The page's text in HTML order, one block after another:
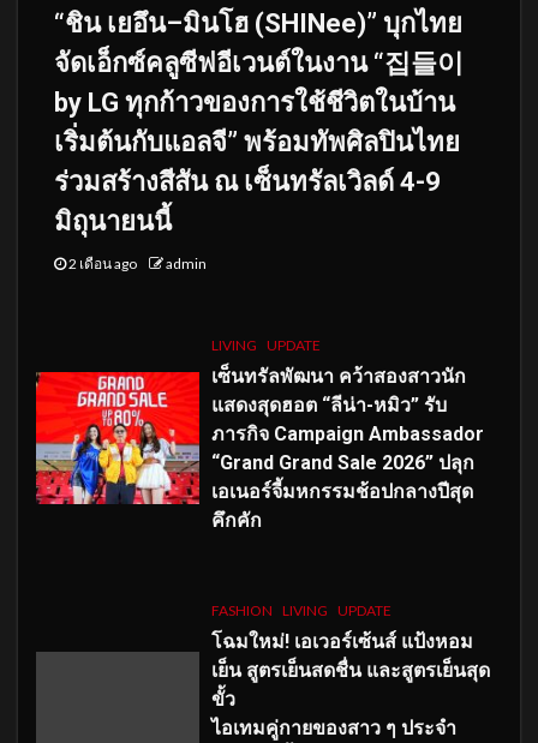
“ชิน เยอึน–มินโฮ (SHINee)” บุกไทย
จัดเอ็กซ์คลูซีฟอีเวนต์ในงาน “집들이
by LG ทุกก้าวของการใช้ชีวิตในบ้าน
เริ่มต้นกับแอลจี” พร้อมทัพศิลปินไทย
ร่วมสร้างสีสัน ณ เซ็นทรัลเวิลด์ 4-9
มิถุนายนนี้
2 เดือน ago admin
LIVING UPDATE
เซ็นทรัลพัฒนา คว้าสองสาวนัก
แสดงสุดฮอต “ลีน่า-หมิว” รับ
ภารกิจ Campaign Ambassador
“Grand Grand Sale 2026” ปลุก
เอเนอร์จี้มหกรรมช้อปกลางปีสุด
คึกคัก
FASHION LIVING UPDATE
โฉมใหม่! เอเวอร์เซ้นส์ แป้งหอม
เย็น สูตรเย็นสดชื่น และสูตรเย็นสุด
ขั้ว
ไอเทมคู่กายของสาว ๆ ประจำ